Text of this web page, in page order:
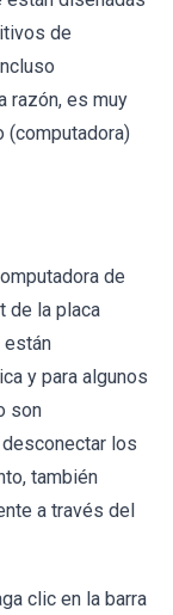
de
razón, es muy
de
de la placa
están
y para algunos
son
los
también
a través del
clic en la barra